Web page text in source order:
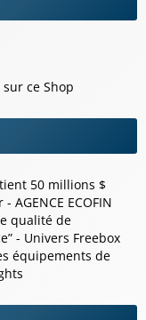
ce Shop
50 millions $
ECOFIN
qualité de
- Univers Freebox
équipements de